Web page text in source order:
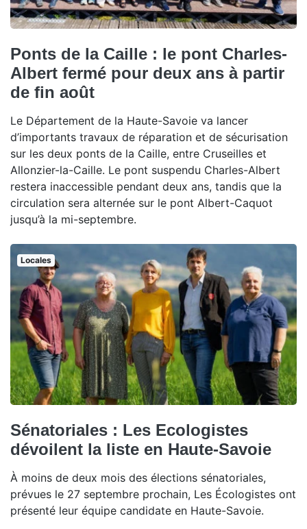
Ponts de la Caille : le pont Charles-
Albert fermé pour deux ans à partir
de fin août
Le Département de la Haute-Savoie va lancer
d’importants travaux de réparation et de sécurisation
sur les deux ponts de la Caille, entre Cruseilles et
Allonzier-la-Caille. Le pont suspendu Charles-Albert
restera inaccessible pendant deux ans, tandis que la
circulation sera alternée sur le pont Albert-Caquot
jusqu’à la mi-septembre.
Locales
Sénatoriales : Les Ecologistes
dévoilent la liste en Haute-Savoie
À moins de deux mois des élections sénatoriales,
prévues le 27 septembre prochain, Les Écologistes ont
présenté leur équipe candidate en Haute-Savoie.